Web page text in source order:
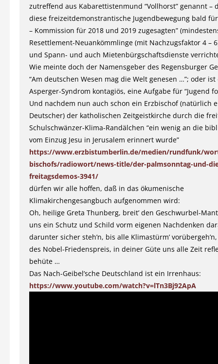
zutreffend aus Kabarettistenmund “Vollhorst” genannt –
diese freizeitdemonstrantische Jugendbewegung bald für
– Kommission für 2018 und 2019 zugesagten”
Resettlement-Neuankömmlinge (mit Nachzugsfaktor 4 –
und Spann- und auch Mietenbürgschaftsdienste
Wie meinte doch der Namensgeber des Regensburger
“Am deutschen Wesen mag die Welt genesen …”; oder ist
Asperger-Syndrom kontagiös, eine Aufgabe für “Jugend
Und nachdem nun auch schon ein Erzbischof (natürlich
Deutscher) der katholischen Zeitgeistkirche durch die
Schulschwänzer-Klima-Randälchen “ein wenig an die
vom Einzug Jesu in Jerusalem erinnert wurde”
https://www.erzbistumberlin.de/medien/rundfunk/
bischofs/radiowort/news-title/der-palmsonntag-und-
freitagsdemos-3941/
dürfen wir alle hoffen, daß in das ökumenische
Klimakirchengesangbuch aufgenommen wird:
Oh, heilige Greta Thunberg, breit’ den Geschwurbel-
uns ein Schutz und Schild vorm eigenen Nachdenken
darunter sicher steh’n, bis alle Klimastürm’
des Nobel-Friedenspreis, in deiner Güte uns alle Zeit
behüte …
Das Nach-Geibel’sche Deutschland ist ein Irrenhaus:
https://www.youtube.com/watch?v=lTn3Bj92ApA